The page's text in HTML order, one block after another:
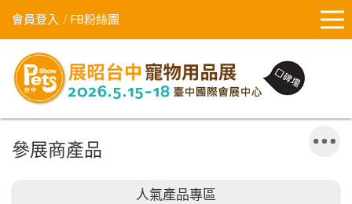
會員登入 FB粉絲團
參展商產品
人氣產品專區